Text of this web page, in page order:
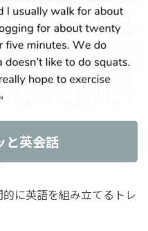
と英会話
に英語を組み立てるトレ